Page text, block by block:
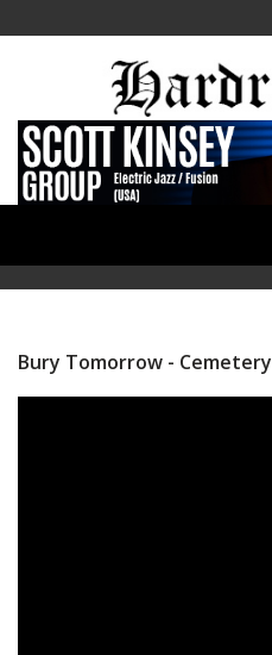
Bury Tomorrow - Cemetery